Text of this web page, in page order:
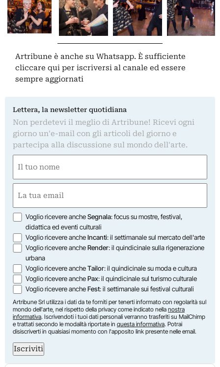
Artribune è anche su Whatsapp. È sufficiente
cliccare qui per iscriversi al canale ed essere
sempre aggiornati
Lettera, la newsletter quotidiana
Non perdetevi il meglio di Artribune! Ricevi ogni
giorno un'e-mail con gli articoli del giorno e
partecipa alla discussione sul mondo dell'arte.
(Required)
First
(Required)
Opzioni
Voglio ricevere ancheSegnala: focus su mostre, festival,
didattica ed eventi culturali
Voglio ricevere ancheIncanti: il settimanale sul mercato dell'arte
Voglio ricevere ancheRender: il quindicinale sulla rigenerazione
urbana
Voglio ricevere ancheTailor: il quindicinale su moda e cultura
Voglio ricevere anchePax: il quindicinale sul turismo culturale
Voglio ricevere ancheFest: il settimanale sui festival culturali
Artribune Srl utilizza i dati da te forniti per tenerti informato con regolarità sul
mondo dell'arte, nel rispetto della privacy come indicato nella nostra
informativa. Iscrivendoti i tuoi dati personali verranno trasferiti su MailChimp
e trattati secondo le modalità riportate in questa informativa. Potrai
disiscriverti in qualsiasi momento con l'apposito link presente nelle email.
Iscriviti